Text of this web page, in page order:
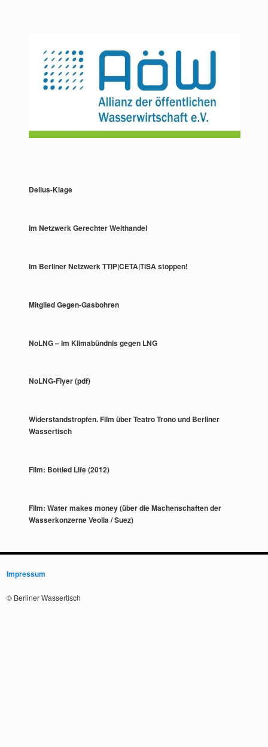
Delius-Klage
Im Netzwerk Gerechter Welthandel
Im Berliner Netzwerk TTIP|CETA|TiSA stoppen!
Mitglied Gegen-Gasbohren
NoLNG – Im Klimabündnis gegen LNG
NoLNG-Flyer (pdf)
Widerstandstropfen. Film über Teatro Trono und Berliner
Wassertisch
Film: Bottled Life (2012)
Film: Water makes money (über die Machenschaften der
Wasserkonzerne Veolia / Suez)
Impressum
© Berliner Wassertisch